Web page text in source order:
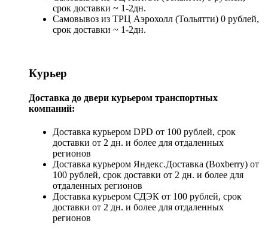
срок доставки ~ 1-2дн.
Самовывоз из ТРЦ Аэрохолл (Тольятти) 0 рублей,
срок доставки ~ 1-2дн.
Курьер
Доставка до двери курьером транспортных
компаний:
Доставка курьером DPD от 100 рублей, срок
доставки от 2 дн. и более для отдаленных
регионов
Доставка курьером Яндекс.Доставка (Boxberry) от
100 рублей, срок доставки от 2 дн. и более для
отдаленных регионов
Доставка курьером СДЭК от 100 рублей, срок
доставки от 2 дн. и более для отдаленных
регионов